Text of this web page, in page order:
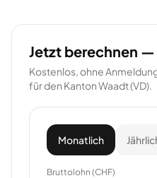
Jetzt berechnen —
Kostenlos, ohne
für den KantonWaadt(VD).
Monatlich
Bruttolohn (CHF)